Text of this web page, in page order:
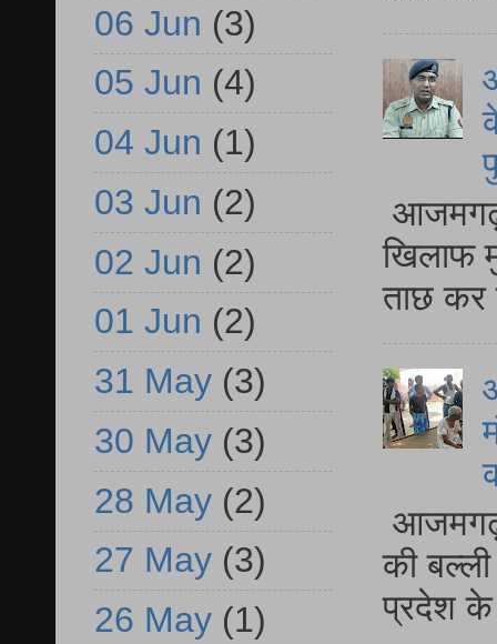
आजमगढ़
खिलाफ
ताछ कर
आजमगढ़
की
प्रदेश
06 Jun (3)
05 Jun (4)
04 Jun (1)
03 Jun (2)
02 Jun (2)
01 Jun (2)
31 May (3)
30 May (3)
28 May (2)
27 May (3)
26 May (1)